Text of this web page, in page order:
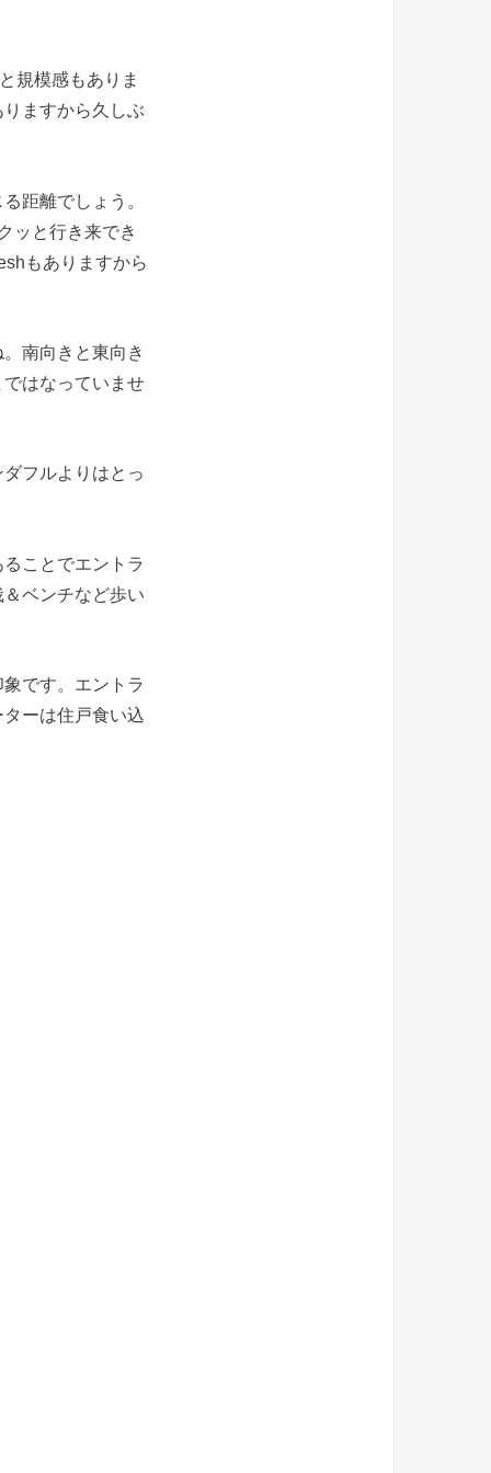
規模感もありま
ますから久しぶ
距離でしょう。
ッと行き来でき
もありますから
南向きと東向き
はなっていませ
フルよりはとっ
ことでエントラ
ベンチなど歩い
です。エントラ
ーは住戸食い込